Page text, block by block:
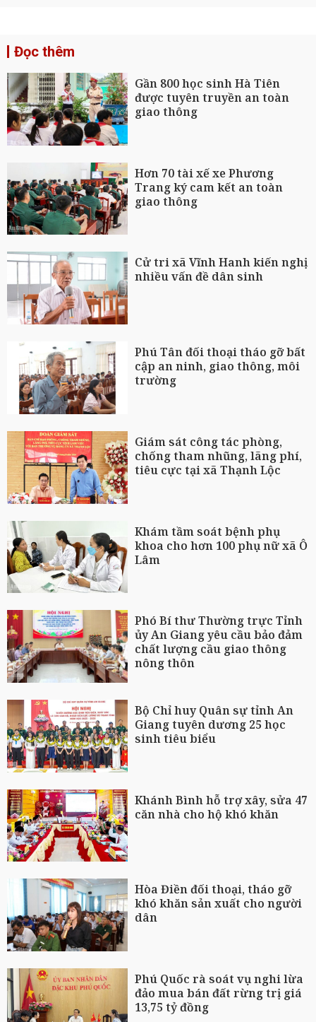
Đọc thêm
Gần 800 học sinh Hà Tiên
được tuyên truyền an toàn
giao thông
Hơn 70 tài xế xe Phương
Trang ký cam kết an toàn
giao thông
Cử tri xã Vĩnh Hanh kiến nghị
nhiều vấn đề dân sinh
Phú Tân đối thoại tháo gỡ bất
cập an ninh, giao thông, môi
trường
Giám sát công tác phòng,
chống tham nhũng, lãng phí,
tiêu cực tại xã Thạnh Lộc
Khám tầm soát bệnh phụ
khoa cho hơn 100 phụ nữ xã Ô
Lâm
Phó Bí thư Thường trực Tỉnh
ủy An Giang yêu cầu bảo đảm
chất lượng cầu giao thông
nông thôn
Bộ Chỉ huy Quân sự tỉnh An
Giang tuyên dương 25 học
sinh tiêu biểu
Khánh Bình hỗ trợ xây, sửa 47
căn nhà cho hộ khó khăn
Hòa Điền đối thoại, tháo gỡ
khó khăn sản xuất cho người
dân
Phú Quốc rà soát vụ nghi lừa
đảo mua bán đất rừng trị giá
13,75 tỷ đồng